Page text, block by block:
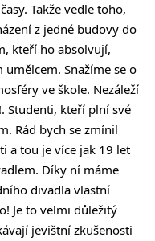
Takže vedle toho,
z jedné budovy do
kteří ho absolvují,
Snažíme se o
ve škole. Nezáleží
Studenti, kteří plní své
Rád bych se zmínil
a tou je více jak 19 let
Díky ní máme
divadla vlastní
Je to velmi důležitý
jevištní zkušenosti